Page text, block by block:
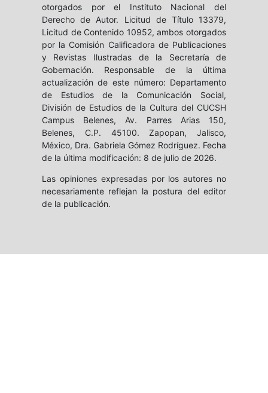
otorgados por el Instituto Nacional del
Derecho de Autor. Licitud de Título 13379,
Licitud de Contenido 10952, ambos otorgados
por la Comisión Calificadora de Publicaciones
y Revistas Ilustradas de la Secretaría de
Gobernación. Responsable de la última
actualización de este número: Departamento
de Estudios de la Comunicación Social,
División de Estudios de la Cultura del CUCSH
Campus Belenes, Av. Parres Arias 150,
Belenes, C.P. 45100. Zapopan, Jalisco,
México, Dra. Gabriela Gómez Rodríguez. Fecha
de la última modificación: 8 de julio de 2026.
Las opiniones expresadas por los autores no
necesariamente reflejan la postura del editor
de la publicación.